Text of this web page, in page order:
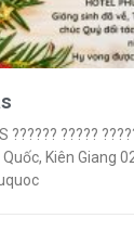
?????? ?????
Kiên Giang